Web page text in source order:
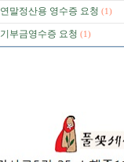
연말정산용 영수증 요청 (1)
기부금영수증 요청 (1)